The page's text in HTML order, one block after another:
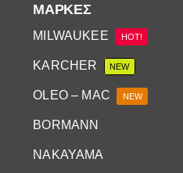
ΜΆΡΚΕΣ
MILWAUKEE HOT!
KARCHER NEW
OLEO – MAC NEW
BORMANN
NAKAYAMA